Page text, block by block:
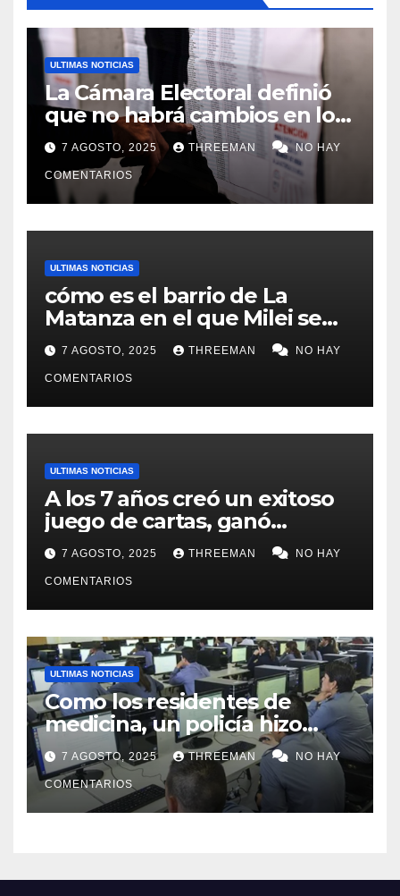
ULTIMAS NOTICIAS
La Cámara Electoral definió
que no habrá cambios en los
lugares de votación en La
Matanza
7 AGOSTO, 2025 THREEMAN NO HAY
COMENTARIOS
ULTIMAS NOTICIAS
cómo es el barrio de La
Matanza en el que Milei se
sacó la foto de lanzamiento
de campaña en provincia de
Buenos Aires
7 AGOSTO, 2025 THREEMAN NO HAY
COMENTARIOS
ULTIMAS NOTICIAS
A los 7 años creó un exitoso
juego de cartas, ganó
millones y ahora vendió la
idea para cumplir su sueño
7 AGOSTO, 2025 THREEMAN NO HAY
COMENTARIOS
ULTIMAS NOTICIAS
Como los residentes de
medicina, un policía hizo
trampa en un examen para
obtener un ascenso en Santa
Fe y fue suspendido
7 AGOSTO, 2025 THREEMAN NO HAY
COMENTARIOS